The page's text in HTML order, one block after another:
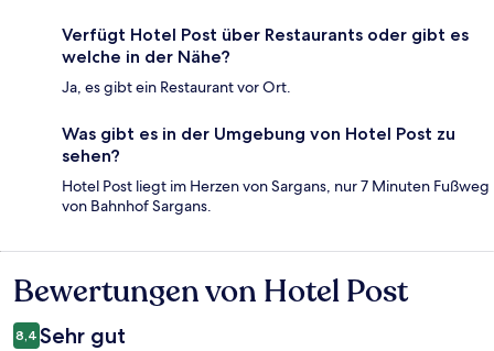
Verfügt Hotel Post über Restaurants oder gibt es
welche in der Nähe?
Ja, es gibt ein Restaurant vor Ort.
Was gibt es in der Umgebung von Hotel Post zu
sehen?
Hotel Post liegt im Herzen von Sargans, nur 7 Minuten Fußweg
von Bahnhof Sargans.
Bewertungen
Bewertungen von Hotel Post
8,4 Sehr gut